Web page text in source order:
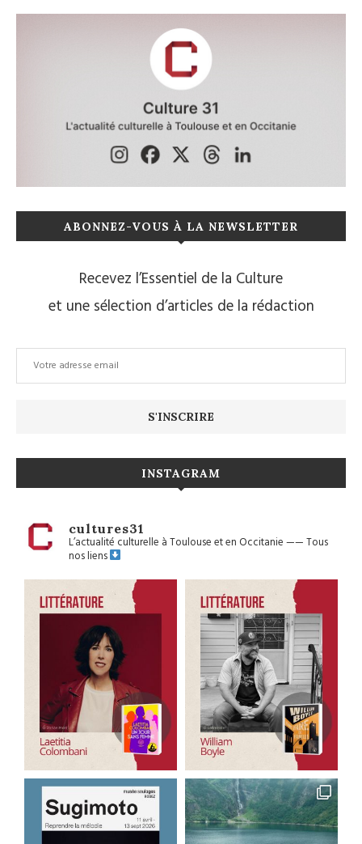
ABONNEZ-VOUS À LA NEWSLETTER
Recevez l’Essentiel de la Culture
et une sélection d’articles de la rédaction
INSTAGRAM
cultures31
L’actualité culturelle à Toulouse et en Occitanie——Tous
nos liens